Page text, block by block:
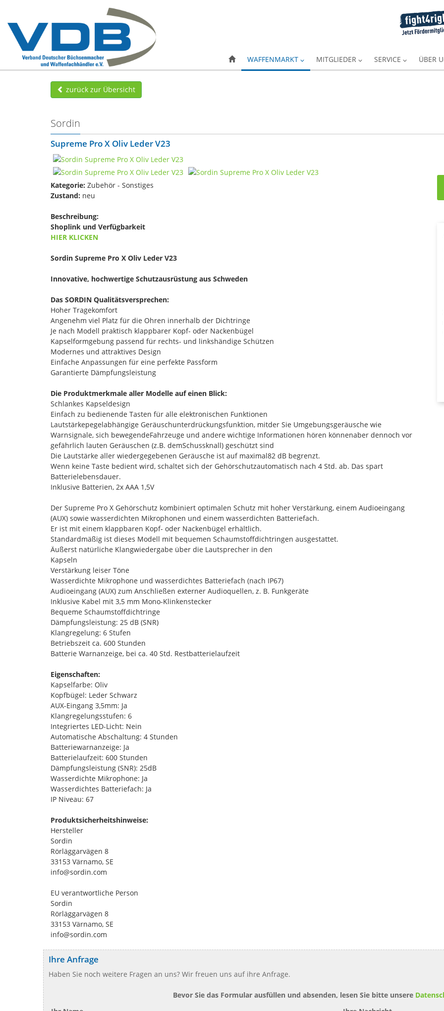
WAFFENMARKT MITGLIEDER SERVICE ÜBER
zurück zur Übersicht
Sordin
Supreme Pro X Oliv Leder V23
Kategorie: Zubehör - Sonstiges
Zustand: neu
Beschreibung:
Shoplink und Verfügbarkeit
HIER KLICKEN
Sordin Supreme Pro X Oliv Leder V23
Innovative, hochwertige Schutzausrüstung aus Schweden
Das SORDIN Qualitätsversprechen:
Hoher Tragekomfort
Angenehm viel Platz für die Ohren innerhalb der Dichtringe
Je nach Modell praktisch klappbarer Kopf- oder Nackenbügel
Kapselformgebung passend für rechts- und linkshändige Schützen
Modernes und attraktives Design
Einfache Anpassungen für eine perfekte Passform
Garantierte Dämpfungsleistung
Die Produktmerkmale aller Modelle auf einen Blick:
Schlankes Kapseldesign
Einfach zu bedienende Tasten für alle elektronischen Funktionen
Lautstärkepegelabhängige Geräuschunterdrückungsfunktion, mitder Sie Umgebungsgeräusche wie
Warnsignale, sich bewegendeFahrzeuge und andere wichtige Informationen hören könnenaber dennoch vor
gefährlich lauten Geräuschen (z.B. demSchussknall) geschützt sind
Die Lautstärke aller wiedergegebenen Geräusche ist auf maximal82 dB begrenzt.
Wenn keine Taste bedient wird, schaltet sich der Gehörschutzautomatisch nach 4 Std. ab. Das spart
Batterielebensdauer.
Inklusive Batterien, 2x AAA 1,5V
Der Supreme Pro X Gehörschutz kombiniert optimalen Schutz mit hoher Verstärkung, einem Audioeingang
(AUX) sowie wasserdichten Mikrophonen und einem wasserdichten Batteriefach.
Er ist mit einem klappbaren Kopf- oder Nackenbügel erhältlich.
Standardmäßig ist dieses Modell mit bequemen Schaumstoffdichtringen ausgestattet.
Äußerst natürliche Klangwiedergabe über die Lautsprecher in den
Kapseln
Verstärkung leiser Töne
Wasserdichte Mikrophone und wasserdichtes Batteriefach (nach IP67)
Audioeingang (AUX) zum Anschließen externer Audioquellen, z. B. Funkgeräte
Inklusive Kabel mit 3,5 mm Mono-Klinkenstecker
Bequeme Schaumstoffdichtringe
Dämpfungsleistung: 25 dB (SNR)
Klangregelung: 6 Stufen
Betriebszeit ca. 600 Stunden
Batterie Warnanzeige, bei ca. 40 Std. Restbatterielaufzeit
Eigenschaften:
Kapselfarbe: Oliv
Kopfbügel: Leder Schwarz
AUX-Eingang 3,5mm: Ja
Klangregelungsstufen: 6
Integriertes LED-Licht: Nein
Automatische Abschaltung: 4 Stunden
Batteriewarnanzeige: Ja
Batterielaufzeit: 600 Stunden
Dämpfungsleistung (SNR): 25dB
Wasserdichte Mikrophone: Ja
Wasserdichtes Batteriefach: Ja
IP Niveau: 67
Produktsicherheitshinweise:
Hersteller
Sordin
Rörläggarvägen 8
33153 Värnamo, SE
info@sordin.com
EU verantwortliche Person
Sordin
Rörläggarvägen 8
33153 Värnamo, SE
info@sordin.com
Ihre Anfrage
Haben Sie noch weitere Fragen an uns? Wir freuen uns auf ihre Anfrage.
Bevor Sie das Formular ausfüllen und absenden, lesen Sie bitte unsere